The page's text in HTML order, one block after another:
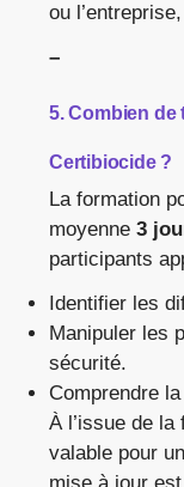
ou
–
5. Combien de
Certibiocide ?
La formation
moyenne 3
participants
Identifier les
Manipuler les
sécurité.
Comprendre
À l’issue de
valable pour